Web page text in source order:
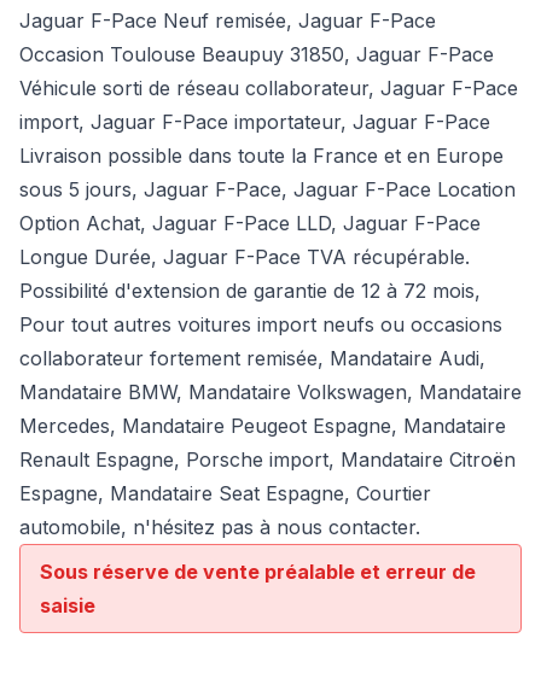
Jaguar F-Pace Neuf remisée, Jaguar F-Pace
Occasion Toulouse Beaupuy 31850, Jaguar F-Pace
Véhicule sorti de réseau collaborateur, Jaguar F-Pace
import, Jaguar F-Pace importateur, Jaguar F-Pace
Livraison possible dans toute la France et en Europe
sous 5 jours, Jaguar F-Pace, Jaguar F-Pace Location
Option Achat, Jaguar F-Pace LLD, Jaguar F-Pace
Longue Durée, Jaguar F-Pace TVA récupérable.
Possibilité d'extension de garantie de 12 à 72 mois,
Pour tout autres voitures import neufs ou occasions
collaborateur fortement remisée, Mandataire Audi,
Mandataire BMW, Mandataire Volkswagen, Mandataire
Mercedes, Mandataire Peugeot Espagne, Mandataire
Renault Espagne, Porsche import, Mandataire Citroën
Espagne, Mandataire Seat Espagne, Courtier
automobile, n'hésitez pas à nous contacter.
Sous réserve de vente préalable et erreur de
saisie